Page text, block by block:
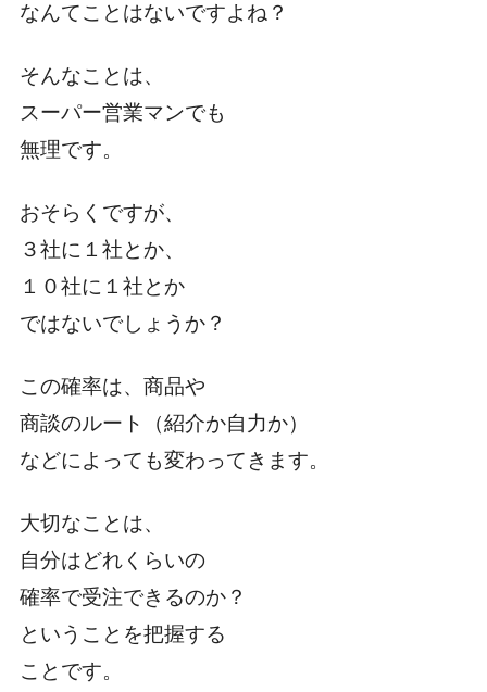
なんてことはないですよね？
そんなことは、
スーパー営業マンでも
無理です。
おそらくですが、
３社に１社とか、
１０社に１社とか
ではないでしょうか？
この確率は、商品や
商談のルート（紹介か自力か）
などによっても変わってきます。
大切なことは、
自分はどれくらいの
確率で受注できるのか？
ということを把握する
ことです。